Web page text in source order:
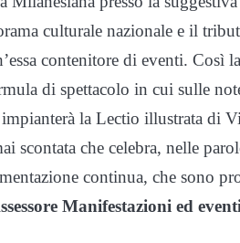
culturale nazionale e il
contenitore di eventi. Così
di spettacolo in cui sulle
la Lectio illustrata di
scontata che celebra, nelle
continua, che sono
Manifestazioni ed